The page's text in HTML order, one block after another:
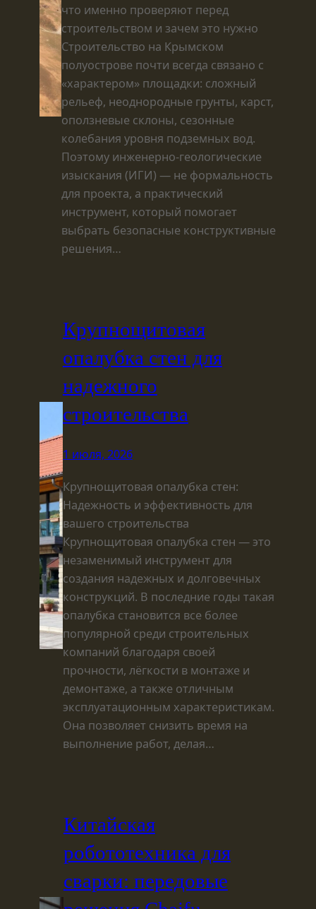
что именно проверяют перед
строительством и зачем это нужно
Строительство на Крымском
полуострове почти всегда связано с
«характером» площадки: сложный
рельеф, неоднородные грунты, карст,
оползневые склоны, сезонные
колебания уровня подземных вод.
Поэтому инженерно-геологические
изыскания (ИГИ) — не формальность
для проекта, а практический
инструмент, который помогает
выбрать безопасные конструктивные
решения…
Крупнощитовая
опалубка стен для
надежного
строительства
1 июля, 2026
Крупнощитовая опалубка стен:
Надежность и эффективность для
вашего строительства
Крупнощитовая опалубка стен — это
незаменимый инструмент для
создания надежных и долговечных
конструкций. В последние годы такая
опалубка становится все более
популярной среди строительных
компаний благодаря своей
прочности, лёгкости в монтаже и
демонтаже, а также отличным
эксплуатационным характеристикам.
Она позволяет снизить время на
выполнение работ, делая…
Китайская
робототехника для
сварки: передовые